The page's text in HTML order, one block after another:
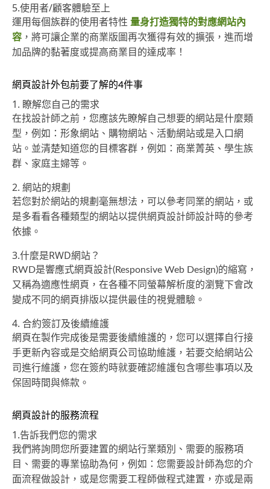
5.使用者/顧客體驗至上
運用每個族群的使用者特性 量身打造獨特的對應網站內
容 ，將可讓企業的商業版圖再次獲得有效的擴張，進而增
加品牌的黏著度或提高商業目的達成率！
網頁設計外包前要了解的4件事
1. 瞭解您自己的需求
在找設計師之前，您應該先瞭解自己想要的網站是什麼類
型，例如：形象網站、購物網站、活動網站或是入口網
站。並清楚知道您的目標客群，例如：商業菁英、學生族
群、家庭主婦等。
2. 網站的規劃
若您對於網站的規劃毫無想法，可以參考同業的網站，或
是多看看各種類型的網站以提供網頁設計師設計時的參考
依據。
3.什麼是RWD網站？
RWD是響應式網頁設計(Responsive Web Design)的縮寫，
又稱為適應性網頁，在各種不同螢幕解析度的瀏覽下會改
變成不同的網頁排版以提供最佳的視覺體驗。
4. 合約簽訂及後續維護
網頁在製作完成後是需要後續維護的，您可以選擇自行接
手更新內容或是交給網頁公司協助維護，若要交給網站公
司進行維護，您在簽約時就要確認維護包含哪些事項以及
保固時間與條款。
網頁設計的服務流程
1.告訴我們您的需求
我們將詢問您所要建置的網站行業類別、需要的服務項
目、需要的專業協助為何，例如：您需要設計師為您的介
面流程做設計，或是您需要工程師做程式建置，亦或是兩